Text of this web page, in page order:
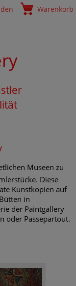
Warenkorb
Museen zu
Diese
Kunstkopien auf
in
der Paintgallery
oder Passepartout.